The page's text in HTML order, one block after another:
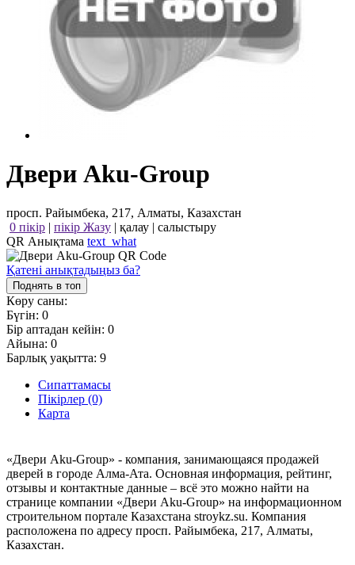
Двери Aku-Group
просп. Райымбека, 217, Алматы, Казахстан
0 пікір | пікір Жазу | қалау | салыстыру
QR Анықтама text_what
Қатені анықтадыңыз ба?
Поднять в топ
Көру саны:
Бүгін: 0
Бір аптадан кейін: 0
Айына: 0
Барлық уақытта: 9
Сипаттамасы
Пікірлер (0)
Карта
«Двери Aku-Group» - компания, занимающаяся продажей
дверей в городе Алма-Ата. Основная информация, рейтинг,
отзывы и контактные данные – всё это можно найти на
странице компании «Двери Aku-Group» на информационном
строительном портале Казахстана stroykz.su. Компания
расположена по адресу просп. Райымбека, 217, Алматы,
Казахстан.